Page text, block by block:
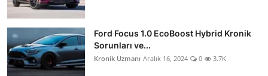
Ford Focus 1.0 EcoBoost Hybrid Kronik
Sorunları ve...
Kronik Uzmanı Aralık 16, 2024 0 3.7K